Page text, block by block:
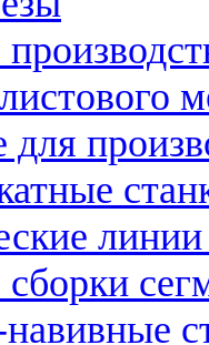
линии